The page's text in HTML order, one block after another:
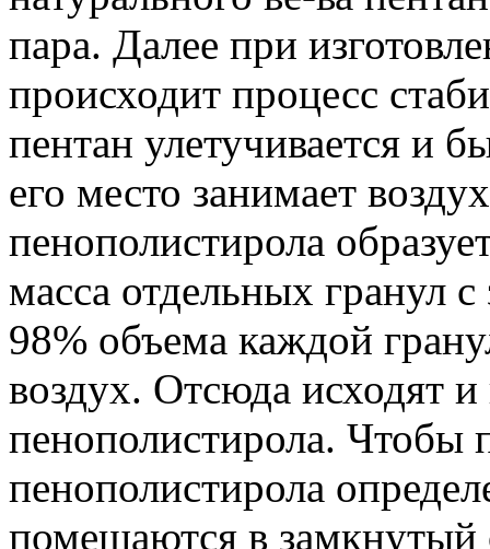
пара. Далее при
происходит процесс
пентан улетучивается и
его место занимает
пенополистирола
масса отдельных гранул
98% объема каждой
воздух. Отсюда исходят
пенополистирола. Чтобы
пенополистирола
помещаются в